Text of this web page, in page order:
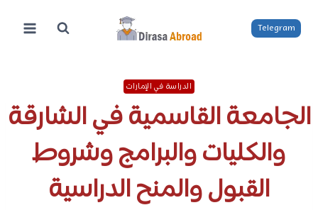
المحتوى
Telegram
الدراسة في الإمارات
الجامعة القاسمية في الشارقة
والكليات والبرامج وشروط
القبول والمنح الدراسية